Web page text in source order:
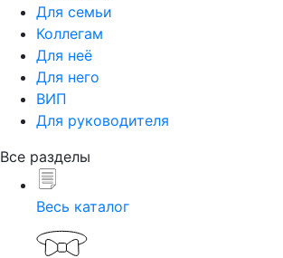
Для семьи
Коллегам
Для неё
Для него
ВИП
Для руководителя
Все разделы
Весь каталог